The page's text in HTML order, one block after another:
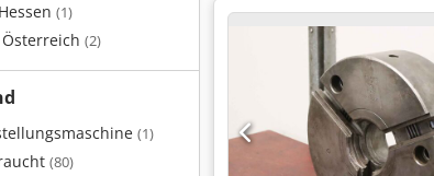
Hessen (1)
(2)
(1)
(80)